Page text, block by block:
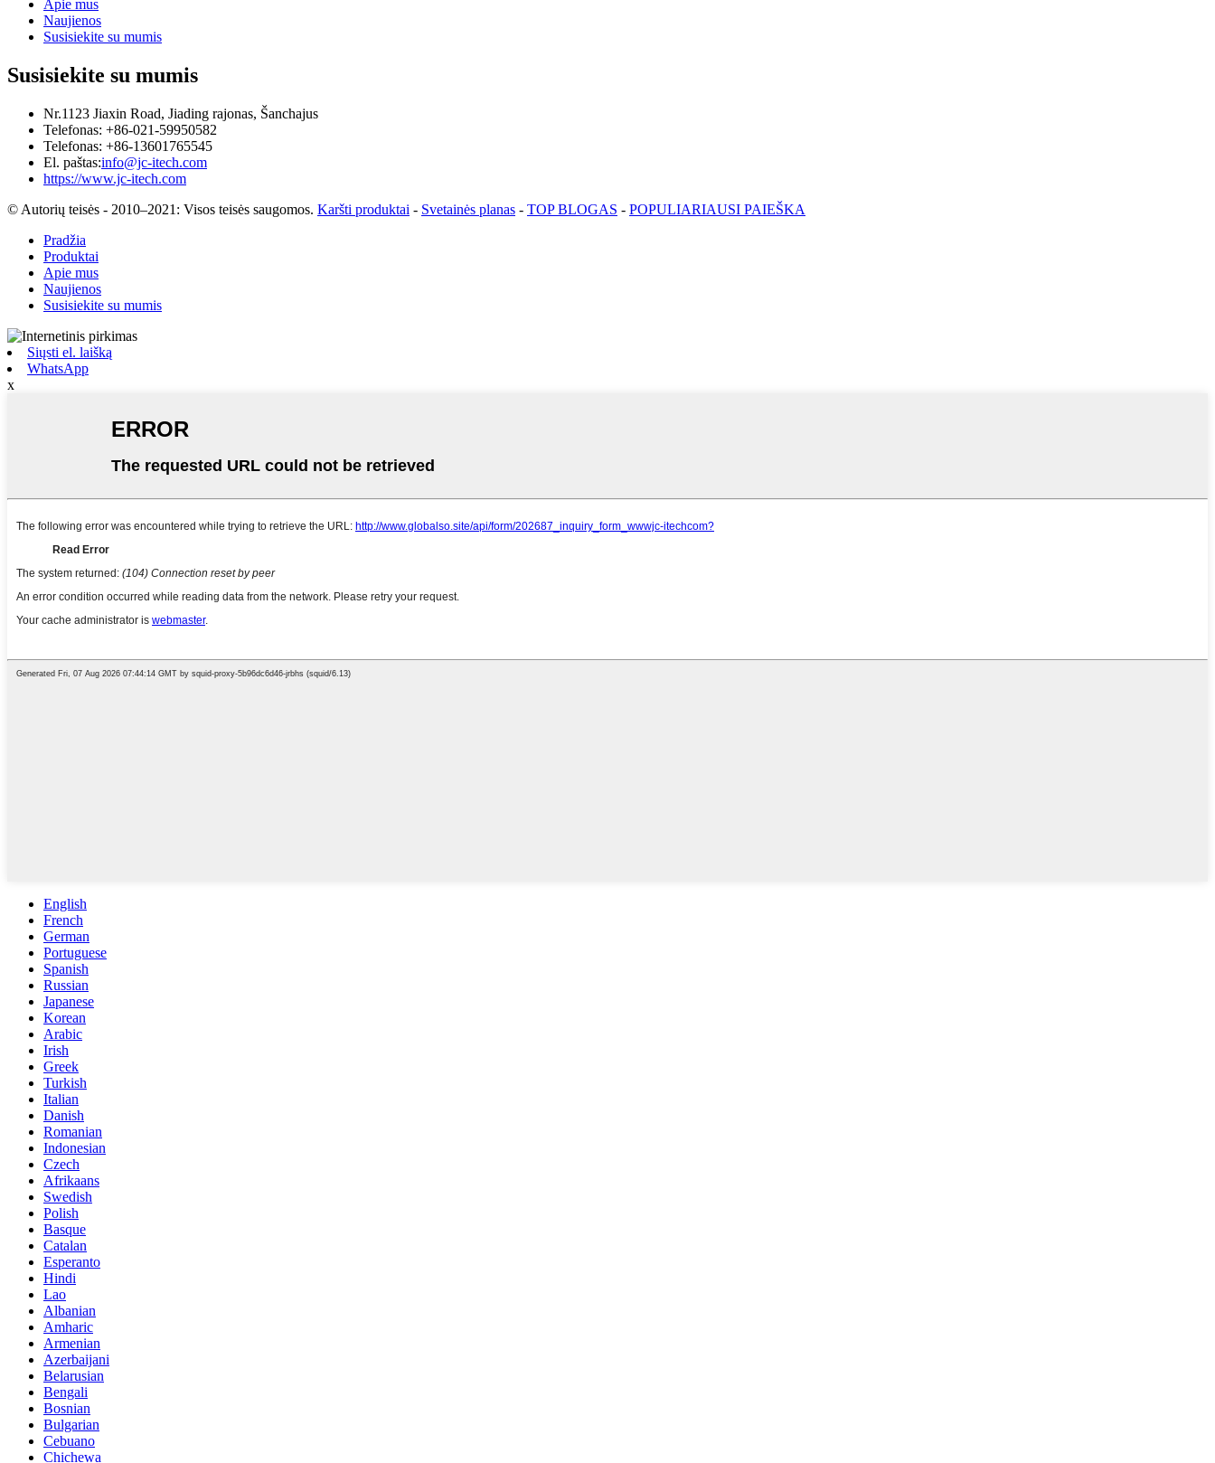
Apie mus
Naujienos
Susisiekite su mumis
Susisiekite su mumis
Nr.1123 Jiaxin Road, Jiading rajonas, Šanchajus
Telefonas: +86-021-59950582
Telefonas: +86-13601765545
El. paštas:info@jc-itech.com
https://www.jc-itech.com
© Autorių teisės - 2010–2021: Visos teisės saugomos. Karšti produktai - Svetainės planas - TOP BLOGAS - POPULIARIAUSI PAIEŠKA
Pradžia
Produktai
Apie mus
Naujienos
Susisiekite su mumis
Siųsti el. laišką
WhatsApp
x
English
French
German
Portuguese
Spanish
Russian
Japanese
Korean
Arabic
Irish
Greek
Turkish
Italian
Danish
Romanian
Indonesian
Czech
Afrikaans
Swedish
Polish
Basque
Catalan
Esperanto
Hindi
Lao
Albanian
Amharic
Armenian
Azerbaijani
Belarusian
Bengali
Bosnian
Bulgarian
Cebuano
Chichewa